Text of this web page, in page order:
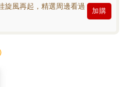
旋風再起，精選周邊看過
加購